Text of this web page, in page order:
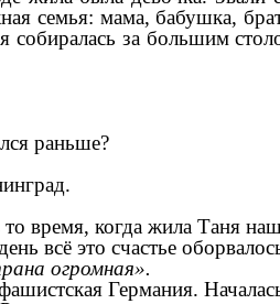
семья: мама, бабушка,
собиралась за большим
раньше?
время, когда жила Таня
всё это счастье
огромная».
Германия.